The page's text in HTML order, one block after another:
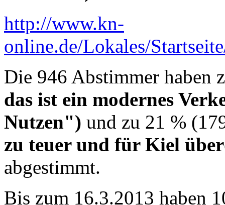
http://www.kn-
online.de/Lokales/
Die 946 Abstimmer haben
das ist ein modernes
Nutzen") und zu 21 %
zu teuer und für Kiel
abgestimmt.
Bis zum 16.3.2013 haben